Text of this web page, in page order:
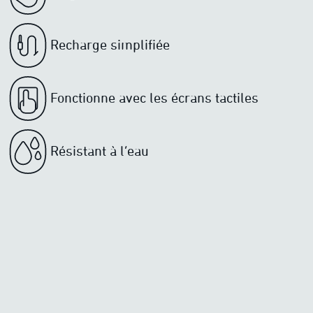
Recharge simplifiée
Fonctionne avec les écrans tactiles
Résistant à l’eau